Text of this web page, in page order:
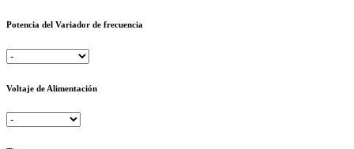
Potencia del Variador de frecuencia
Voltaje de Alimentación